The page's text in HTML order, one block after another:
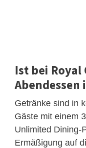
Ist bei Royal
Getränke sind in
Gäste mit einem
Unlimited Dining-
Ermäßigung auf